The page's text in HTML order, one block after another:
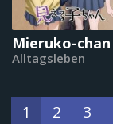
Mieruko-chan
Alltagsleben
1 2 3